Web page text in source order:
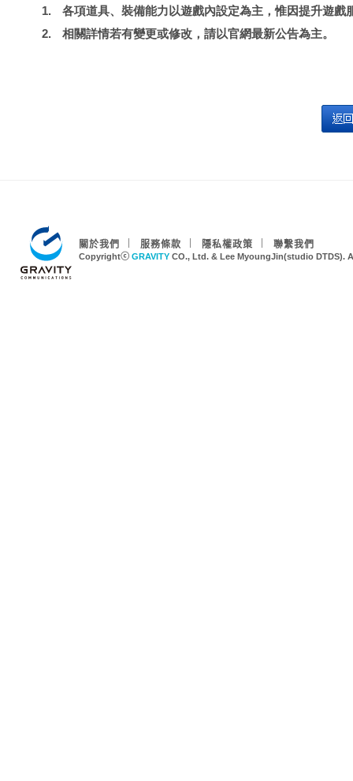
各項道具、裝備能力以遊戲內設定為主，惟因提升遊
相關詳情若有變更或修改，請以官網最新公告為主。